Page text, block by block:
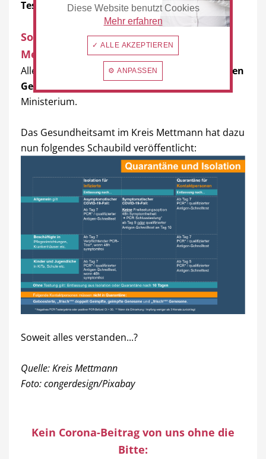
Tests
So geht das Gesundheitsamt Kreis
Mettmann vor
Alle weiteren Regelungen treffen die
zuständigen
Gesundheitsämter
Ministerium.
Das Gesundheitsamt im Kreis Mettmann hat dazu
nun folgendes Schaubild veröffentlicht:
Soweit alles verstanden...?
Quelle: Kreis Mettmann
Foto: congerdesign/Pixabay
Kein Corona-Beitrag von uns ohne die
Bitte:
Diese Website benutzt Cookies
Mehr erfahren
✓ ALLE AKZEPTIEREN
⚙ ANPASSEN